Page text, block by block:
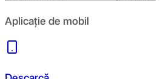
Aplicație de mobil